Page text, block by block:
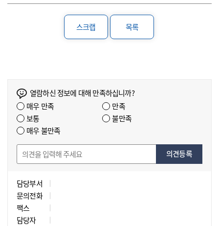
스크랩 목록
열람하신 정보에 대해 만족하십니까?
매우 만족
만족
보통
불만족
매우 불만족
의견등록
담당부서
문의전화
팩스
담당자